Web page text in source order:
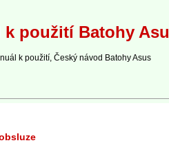
k použití Batohy
k použití, Český návod Batohy Asus